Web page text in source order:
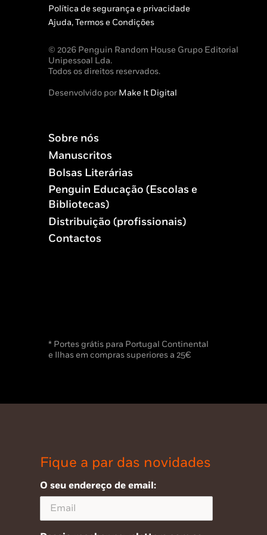
Política de segurança e privacidade
Ajuda, Termos e Condições
© 2026 Penguin Random House Grupo Editorial
Unipessoal Lda.
Todos os direitos reservados.
Desenvolvido porMake It Digital
Sobre nós
Manuscritos
Bolsas Literárias
Penguin Educação (Escolas e
Bibliotecas)
Distribuição (profissionais)
Contactos
* Portes grátis para Portugal Continental
e Ilhas em compras superiores a 25€
Fique a par das novidades
O seu endereço de email: